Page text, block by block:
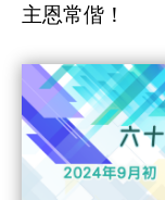
主恩常偕！